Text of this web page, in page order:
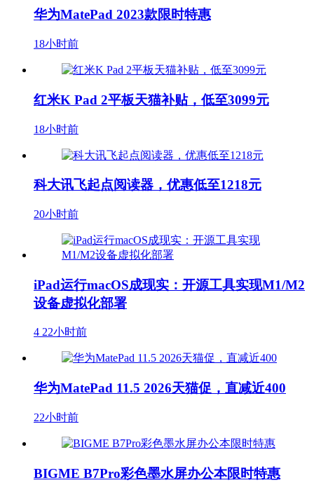
华为MatePad 2023款限时特惠
18小时前
红米K Pad 2平板天猫补贴，低至3099元
18小时前
科大讯飞起点阅读器，优惠低至1218元
20小时前
iPad运行macOS成现实：开源工具实现M1/M2
设备虚拟化部署
4 22小时前
华为MatePad 11.5 2026天猫促，直减近400
22小时前
BIGME B7Pro彩色墨水屏办公本限时特惠